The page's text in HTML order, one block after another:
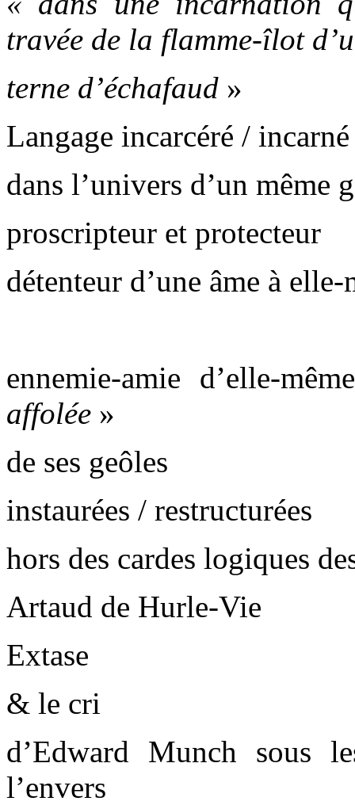
travée de la flamme-îlot
terne d’échafaud »
Langage incarcéré / incarné
dans l’univers d’un même
proscripteur et protecteur
détenteur d’une âme à elle-
ennemie-amie d’elle-
affolée »
de ses geôles
instaurées / restructurées
hors des cardes logiques
Artaud de Hurle-Vie
Extase
& le cri
d’Edward Munch sous
l’envers